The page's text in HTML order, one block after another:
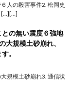
人の殺害事件2. 松岡史
[…][…]
との無い震度６強地
大規模土砂崩れ、
。
規模土砂崩れ3. 通信状